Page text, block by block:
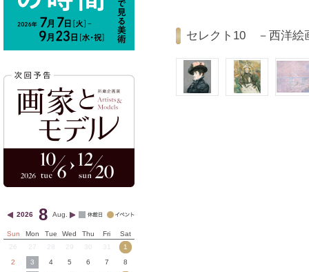
セレクト10 －西洋絵
2026 8 Aug.
Sun Mon Tue Wed Thu Fri
Sat
27 29 30 31
1
2
3 4 5 6 7
8